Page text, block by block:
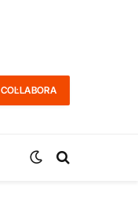
COL·LABORA